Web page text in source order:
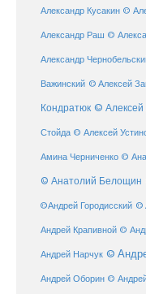
Александр Кусакин ©
Александр Раш ©
Александр
Важинский © Алексей
Кондратюк © Алексей
Стойда © Алексей
Амина Черниченко ©
© Анатолий Белощин
©Андрей Городисский ©
Андрей Крапивной ©
Андрей Нарчук ©
Андрей Оборин ©